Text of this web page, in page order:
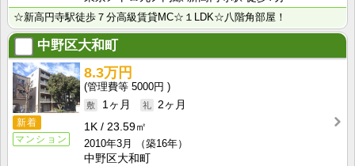
☆新高円寺駅徒歩７分高級賃貸MC☆１LDK☆八階角部屋！
中野区大和町
新着
マンション
8.3万円
5000円
1ヶ月
2ヶ月
1K
23.59㎡
2010年3月
（築16年）
中野区大和町